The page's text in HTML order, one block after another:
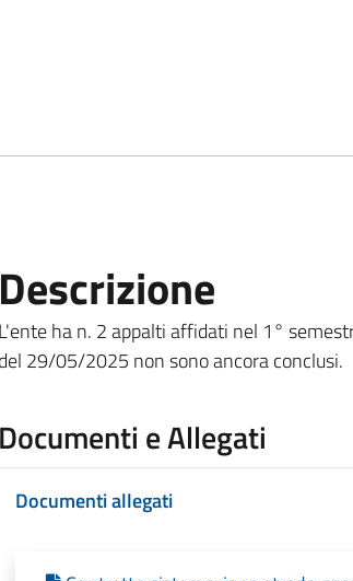
Descrizione
L'ente ha n. 2 appalti affidati nel 1°
del 29/05/2025 non sono ancora conclusi.
Documenti e Allegati
Documenti allegati